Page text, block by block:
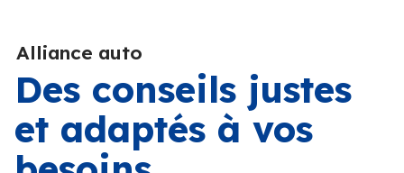
Alliance auto
Des conseils justes
et adaptés à vos